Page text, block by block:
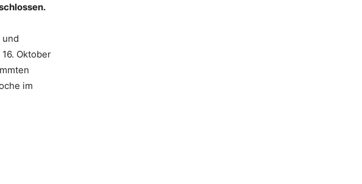
Oktober
im